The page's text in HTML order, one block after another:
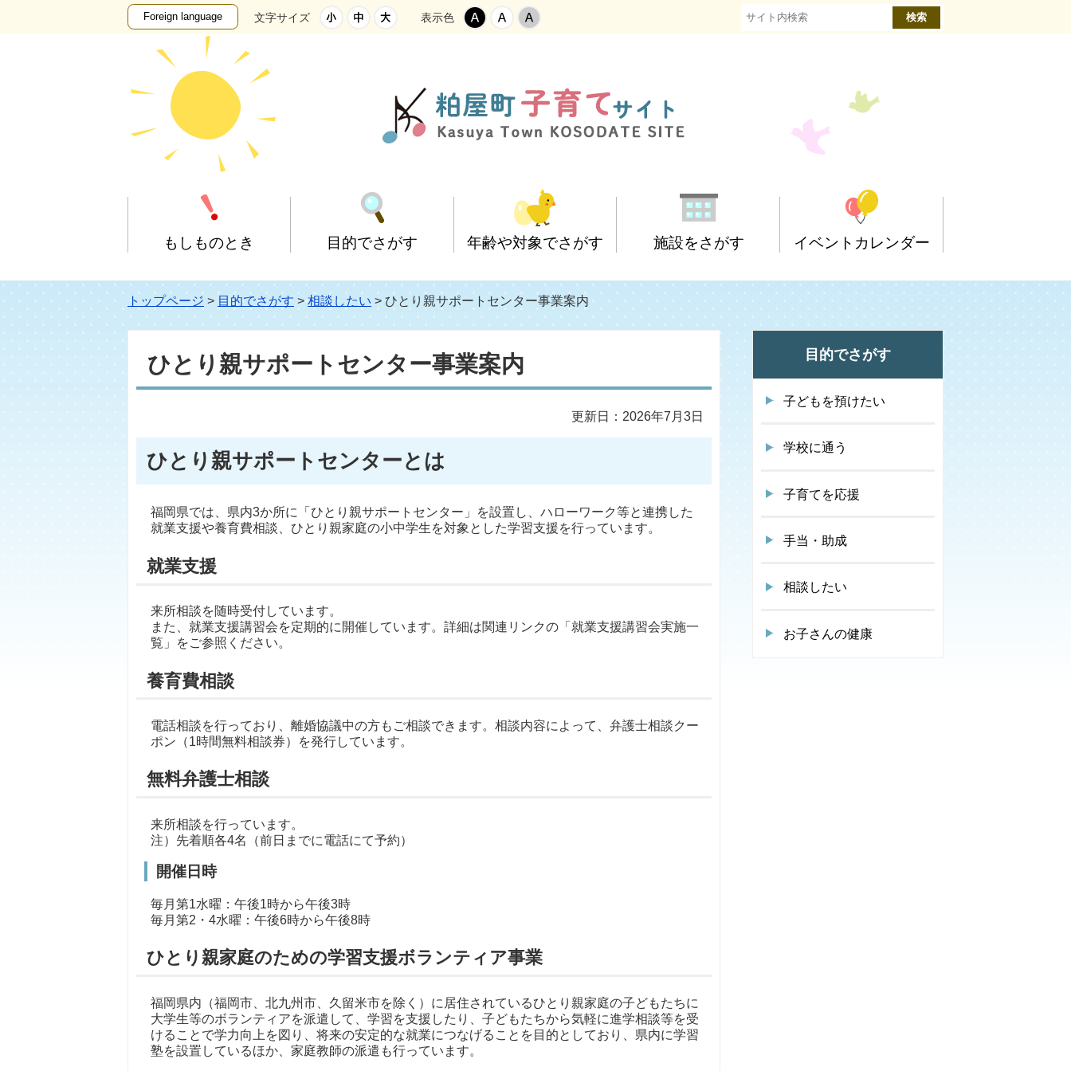
Foreign language 文字サイズ 表示色
もしものとき
休日診療案内
養育相談（チャイルドほ
っとライン）
粕屋町こども家庭センタ
ー
病院・医院一覧
歯科医院一覧
目的でさがす
子どもを預けたい 学校に通う 子育てを応援 手当・助成
年齢や対象でさがす
妊娠・出産 0歳 1歳から2歳 3歳から5歳
施設をさがす
子育て支援施設 学童保育所 認可保育施設 幼稚園
イベントカレンダー
トップページ > 目的でさがす >相談したい > ひとり親サポートセンター事業案内
ひとり親サポートセンター事業案内
更新日：2026年7月3日
ひとり親サポートセンターとは
福岡県では、県内3か所に「ひとり親サポートセンター」を設置し、ハローワーク等と連携した
就業支援や養育費相談、ひとり親家庭の小中学生を対象とした学習支援を行っています。
就業支援
来所相談を随時受付しています。
また、就業支援講習会を定期的に開催しています。詳細は関連リンクの「就業支援講習会実施一
覧」をご参照ください。
養育費相談
電話相談を行っており、離婚協議中の方もご相談できます。相談内容によって、弁護士相談クー
ポン（1時間無料相談券）を発行しています。
無料弁護士相談
来所相談を行っています。
注）先着順各4名（前日までに電話にて予約）
開催日時
毎月第1水曜：午後1時から午後3時
毎月第2・4水曜：午後6時から午後8時
ひとり親家庭のための学習支援ボランティア事業
福岡県内（福岡市、北九州市、久留米市を除く）に居住されているひとり親家庭の子どもたちに
大学生等のボランティアを派遣して、学習を支援したり、子どもたちから気軽に進学相談等を受
けることで学力向上を図り、将来の安定的な就業につなげることを目的としており、県内に学習
塾を設置しているほか、家庭教師の派遣も行っています。
目的でさがす
子どもを預けたい
学校に通う
子育てを応援
手当・助成
相談したい
お子さんの健康